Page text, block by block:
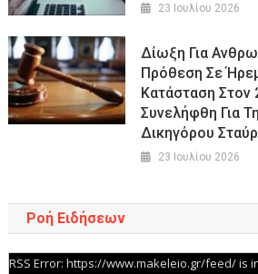
23 Ιουλίου 2026
Δίωξη Για
Πρόθεση Σε
Κατάσταση Στον
Συνελήφθη Για
Δικηγόρου
23 Ιουλίου 2026
Ροή Ειδήσεων
RSS Error: https://www.makeleio.gr/feed/ is